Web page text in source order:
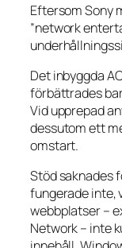
Eftersom Sony
”network
Det inbyggda
förbättrades
Vid upprepad
dessutom ett
omstart.
Stöd saknades
fungerade inte,
webbplatser –
Network – inte